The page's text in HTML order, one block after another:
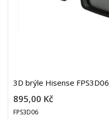
3D brýle Hisense FPS3D06
895,00 Kč
FPS3D06